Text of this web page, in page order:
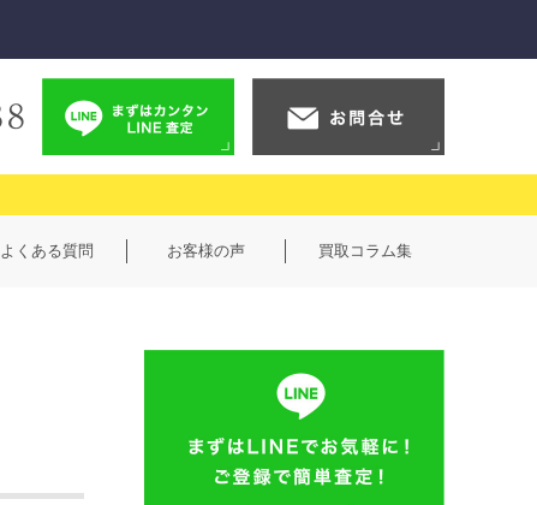
よくある質問 お客様の声 買取コラム集